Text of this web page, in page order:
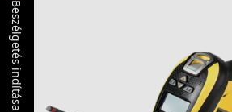
Beszélgetés indítása